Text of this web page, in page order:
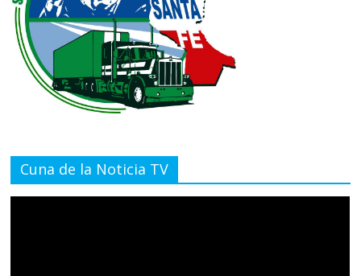
Cuna de la Noticia TV